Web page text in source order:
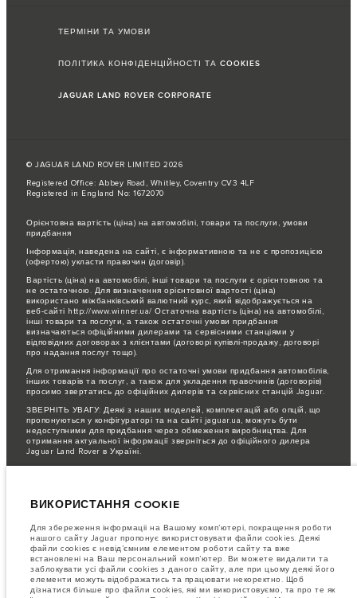
ТЕРМІНИ ТА УМОВИ
ПОЛІТИКА КОНФІДЕНЦІЙНОСТІ ТА COOKIES
JAGUAR LAND ROVER CORPORATE
© JAGUAR LAND ROVER LIMITED 2026
Registered Office: Abbey Road, Whitley, Coventry CV3 4LF
Registered in England No: 1672070
Орієнтовна вартість (ціна) на автомобілі, товари та послуги, умови
придбання
Інформація, наведена на сайті, є інформативною та не є пропозицією
(офертою) укласти правочин (договір).
Вартість (ціна) на автомобілі, інші товари та послуги є орієнтовною та
не остаточною. Для визначення орієнтовної вартості (ціна)
використано міжбанківський валютний курс, який відображується на
веб-сайті http://www.winner.ua/ Остаточна вартість (ціна) на автомобілі,
інші товари та послуги, а також остаточні умови придбання
визначаються офіційними дилерами та сервісними станціями у
відповідних договорах з клієнтами (договорі купівлі-продажу, договорі
про надання послуг тощо).
Для отримання інформації про остаточні умови придбання автомобілів,
інших товарів та послуг, а також для укладення правочинів (договорів)
просимо звертатись до офіційних дилерів та сервісних станцій Jaguar.
ЗВЕРНІТЬ УВАГУ: Деякі з наших моделей, комплектацій або опцій, що
пропонуються у конфігураторі та на сайті jaguar.ua, можуть бути
недоступними для придбання через обмеження виробництва. Для
отримання актуальної інформації зверніться до офіційного дилера
Jaguar Land Rover в Україні.
динамічна ситуація, і, як наслідок, зображення, які зараз
специфікації, опції, варіанти оздоблення та кольорові рішення. Будь
ласка, зв'яжіться з офіційним дилером для отримання детальної
інформації.
Jaguar Land Rover Limited постійно шукає шляхи поліпшити технічні
характеристики, дизайн і виробництво своїх автомобілів, деталей та
аксесуарів, зміни відбуваються постійно, і ми залишаємо за собою
ВИКОРИСТАННЯ COOKIE
Для збереження інформаціі на Вашому комп’ютері, покращення роботи
нашого сайту Jaguar пропонує використовувати файли cookies. Деякі
файли cookies є невід’ємним елементом роботи сайту та вже
встановлені на Ваш персональний комп’ютер. Ви можете видалити та
заблокувати усі файли cookies з даного сайту, але при цьому деякі його
елементи можуть відображатись та працювати некоректно. Щоб
дізнатися більше про файли cookies, які ми використовуємо, та про те як